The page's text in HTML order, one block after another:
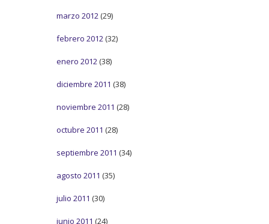
marzo 2012 (29)
febrero 2012 (32)
enero 2012 (38)
diciembre 2011 (38)
noviembre 2011 (28)
octubre 2011 (28)
septiembre 2011 (34)
agosto 2011 (35)
julio 2011 (30)
junio 2011 (24)